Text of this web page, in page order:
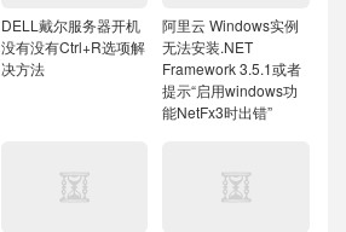
DELL戴尔服务器开机
没有没有Ctrl+R选项解
决方法
阿里云 Windows实例
无法安装.NET
Framework 3.5.1或者
提示“启用windows功
能NetFx3时出错”